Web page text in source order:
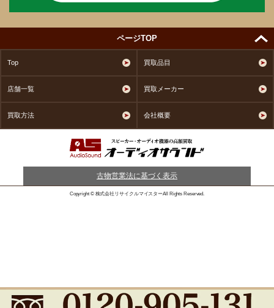
ページTOP
Top 買取品目
店舗一覧 買取メーカー
買取方法 会社概要
古物営業法に基づく表示
Copyright © 株式会社リサイクルマイスターAll Rights Reserved.